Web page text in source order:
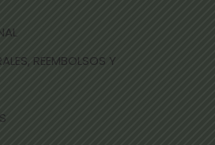
REEMBOLSOS Y